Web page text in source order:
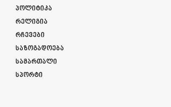
Პოლიტიკა
Რელიგია
Რჩევები
Საზოგადოება
Სამართალი
Სპორტი